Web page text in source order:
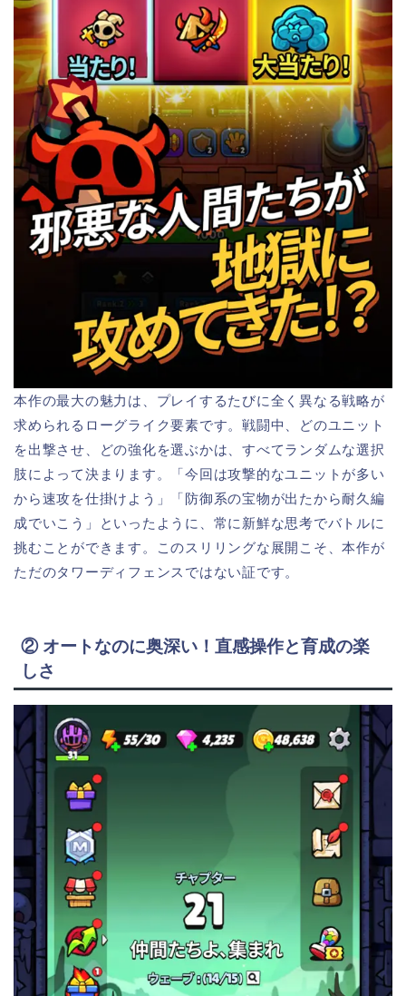
本作の最大の魅力は、プレイするたびに全く異なる戦略が
求められるローグライク要素です。戦闘中、どのユニット
を出撃させ、どの強化を選ぶかは、すべてランダムな選択
肢によって決まります。「今回は攻撃的なユニットが多い
から速攻を仕掛けよう」「防御系の宝物が出たから耐久編
成でいこう」といったように、常に新鮮な思考でバトルに
挑むことができます。このスリリングな展開こそ、本作が
ただのタワーディフェンスではない証です。
② オートなのに奥深い！直感操作と育成の楽
しさ